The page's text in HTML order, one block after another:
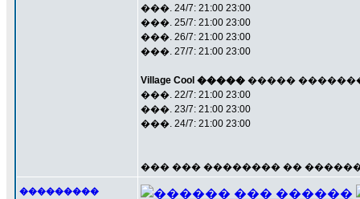
���. 24/7: 21:00 23:00
���. 25/7: 21:00 23:00
���. 26/7: 21:00 23:00
���. 27/7: 21:00 23:00
Village Cool ����� �����
���. 22/7: 21:00 23:00
���. 23/7: 21:00 23:00
���. 24/7: 21:00 23:00
��� ��� �������� ��
���������